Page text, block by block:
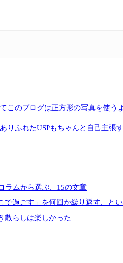
このブログは正方形の写真を使う
ふれたUSPもちゃんと自己主張
ラムから選ぶ、15の文章
過ごす」を何回か繰り返す、と
散らしは楽しかった